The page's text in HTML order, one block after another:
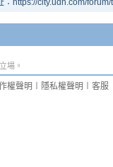
：https://city.udn.com/
場。
權聲明 隱私權聲明 客服